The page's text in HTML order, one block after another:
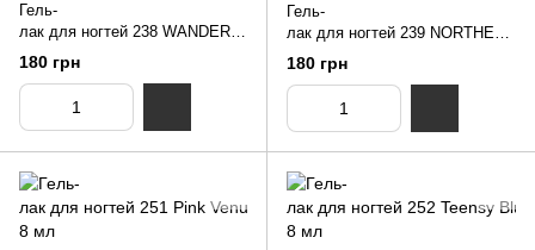
Гель-
лак для ногтей 238 WANDERL
UST NUB 8 мл
180 грн
Гель-
лак для ногтей 239 NORTHERN
LIGHTS NUB 8 мл
180 грн